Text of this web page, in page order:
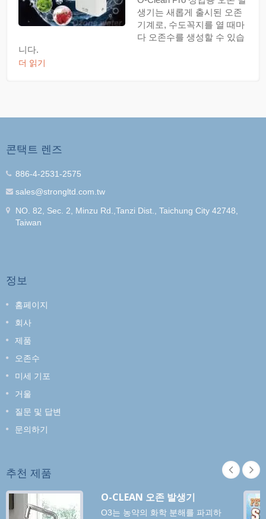
생기는 새롭게 출시된 오존
기계로, 수도꼭지를 열 때마
다 오존수를 생성할 수 있습
니다.
더 읽기
콘택트 렌즈
886-4-2531-2575
sales@strongltd.com.tw
NO. 82, Sec. 2, Minzu Rd.,Tanzi Dist., Taichung City 42748,
Taiwan
정보
홈페이지
회사
제품
오존수
미세 기포
거울
질문 및 답변
문의하기
추천 제품
O-CLEAN 오존 발생기
O3는 농약의 화학 분해를 파괴하